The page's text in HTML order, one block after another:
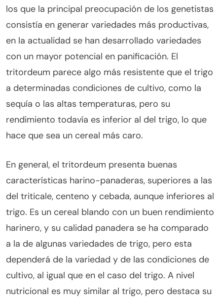
los que la principal preocupación de los genetistas
consistía en generar variedades más productivas,
en la actualidad se han desarrollado variedades
con un mayor potencial en panificación. El
tritordeum parece algo más resistente que el trigo
a determinadas condiciones de cultivo, como la
sequía o las altas temperaturas, pero su
rendimiento todavía es inferior al del trigo, lo que
hace que sea un cereal más caro.
En general, el tritordeum presenta buenas
características harino-panaderas, superiores a las
del triticale, centeno y cebada, aunque inferiores al
trigo. Es un cereal blando con un buen rendimiento
harinero, y su calidad panadera se ha comparado
a la de algunas variedades de trigo, pero esta
dependerá de la variedad y de las condiciones de
cultivo, al igual que en el caso del trigo. A nivel
nutricional es muy similar al trigo, pero destaca su